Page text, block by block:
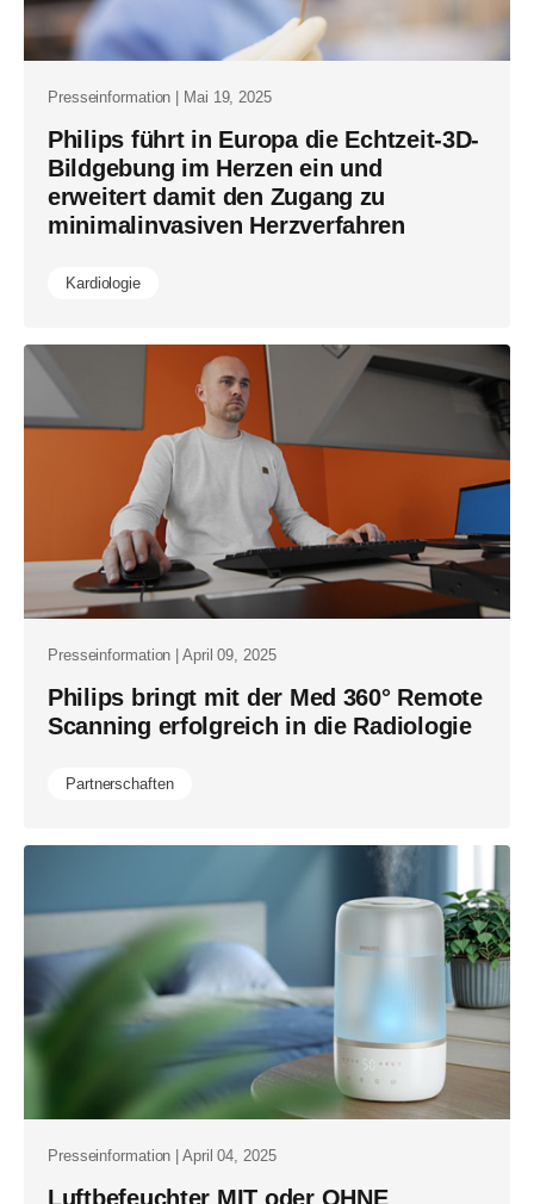
Presseinformation | Mai 19, 2025
Philips führt in Europa die Echtzeit-3D-
Bildgebung im Herzen ein und
erweitert damit den Zugang zu
minimalinvasiven Herzverfahren
Kardiologie
Presseinformation | April 09, 2025
Philips bringt mit der Med 360° Remote
Scanning erfolgreich in die Radiologie
Partnerschaften
Presseinformation | April 04, 2025
Luftbefeuchter MIT oder OHNE